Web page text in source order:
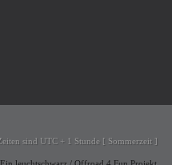
sind UTC + 1 Stunde [ Sommerzeit ]